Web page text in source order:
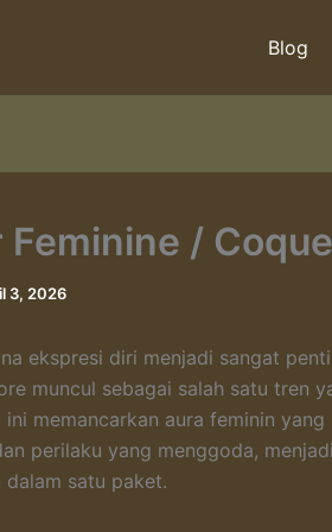
Blog
Feminine /
3, 2026
ekspresi diri menjadi sangat
muncul sebagai salah satu tren
ini memancarkan aura feminin
perilaku yang menggoda,
dalam satu paket.